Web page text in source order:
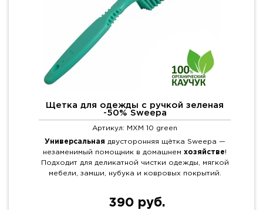
Щетка для одежды с ручкой зеленая
-50% Sweepa
Артикул: MXM 10 green
Универсальная двусторонняя щётка Sweepa —
незаменимый помощник в домашнем хозяйстве!
Подходит для деликатной чистки одежды, мягкой
мебели, замши, нубука и ковровых покрытий.
390 руб.